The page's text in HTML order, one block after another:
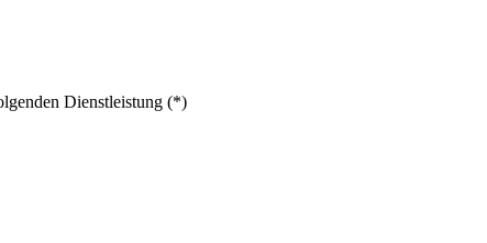
Dienstleistung (*)